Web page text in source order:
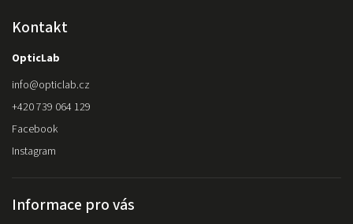
Kontakt
OpticLab
info@opticlab.cz
+420 739 064 129
Facebook
Instagram
Informace pro vás